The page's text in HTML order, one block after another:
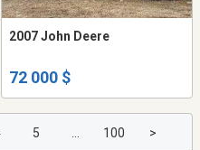
2007 John Deere
72 000 $
5 ... 100 >